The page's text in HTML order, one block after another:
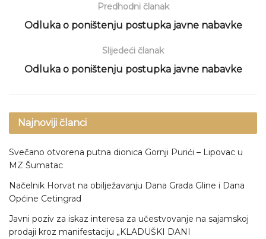
Predhodni članak
Odluka o poništenju postupka javne nabavke
Slijedeći članak
Odluka o poništenju postupka javne nabavke
Najnoviji članci
Svečano otvorena putna dionica Gornji Purići – Lipovac u
MZ Šumatac
Načelnik Horvat na obilježavanju Dana Grada Gline i Dana
Općine Cetingrad
Javni poziv za iskaz interesa za učestvovanje na sajamskoj
prodaji kroz manifestaciju „KLADUŠKI DANI